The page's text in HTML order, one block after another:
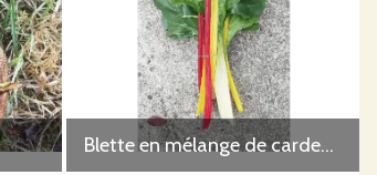
Blette en mélange de cardes colorées